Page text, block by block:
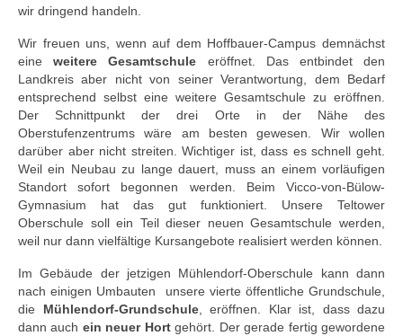
wir dringend handeln.
Wir freuen uns, wenn auf dem Hoffbauer-Campus demnächst
eineweitere Gesamtschule eröffnet. Das entbindet den
Landkreis aber nicht von seiner Verantwortung, dem Bedarf
entsprechend selbst eine weitere Gesamtschule zu eröffnen.
Der Schnittpunkt der drei Orte in der Nähe des
Oberstufenzentrums wäre am besten gewesen. Wir wollen
darüber aber nicht streiten. Wichtiger ist, dass es schnell geht.
Weil ein Neubau zu lange dauert, muss an einem vorläufigen
Standort sofort begonnen werden. Beim Vicco-von-Bülow-
Gymnasium hat das gut funktioniert. Unsere Teltower
Oberschule soll ein Teil dieser neuen Gesamtschule werden,
weil nur dann vielfältige Kursangebote realisiert werden können.
Im Gebäude der jetzigen Mühlendorf-Oberschule kann dann
nach einigen Umbauten unsere vierte öffentliche Grundschule,
die Mühlendorf-Grundschule, eröffnen. Klar ist, dass dazu
dann auch ein neuer Hortgehört. Der gerade fertig gewordene